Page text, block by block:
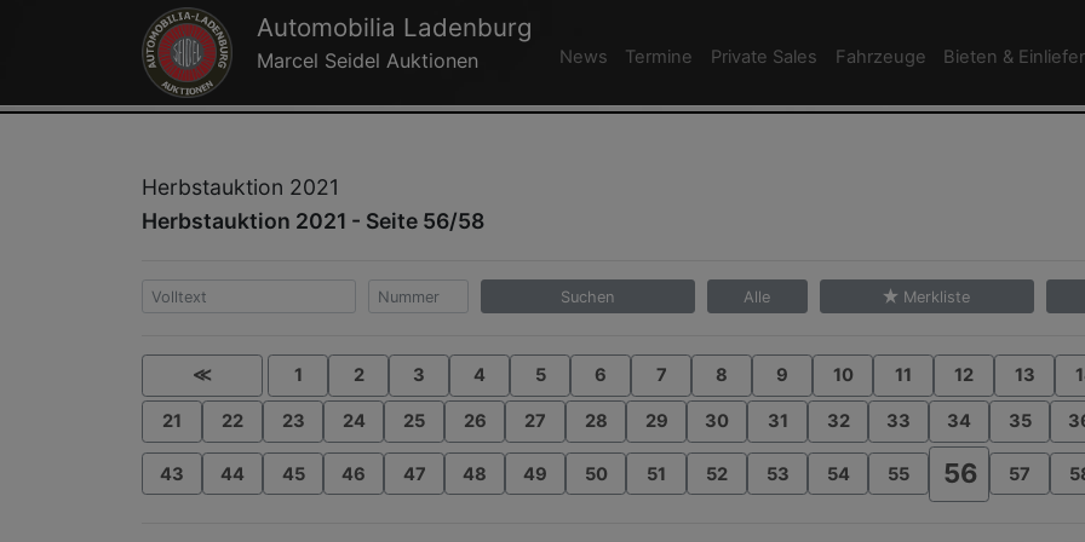
Automobilia Ladenburg
Marcel Seidel Auktionen News Termine Private Sales Fahrzeuge Bieten &
Herbstauktion 2021
Herbstauktion 2021 - Seite 56/58
Suchen Alle Merkliste
≪ 1 2 3 4 5 6 7 8 9 10 11 12 13
21 22 23 24 25 26 27 28 29 30 31 32 33 34 35
43 44 45 46 47 48 49 50 51 52 53 54 55 56 57